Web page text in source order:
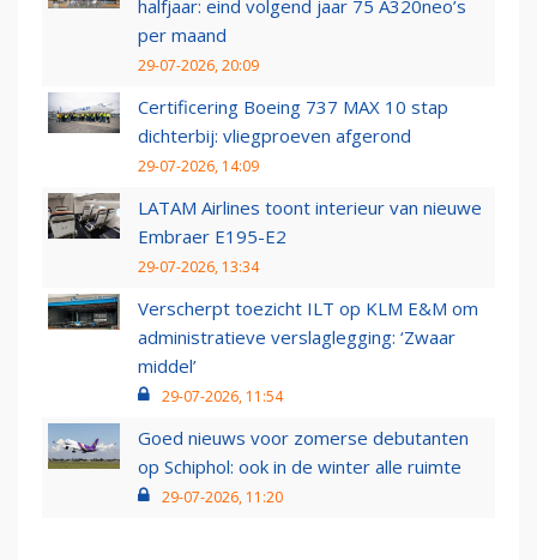
halfjaar: eind volgend jaar 75 A320neo’s
per maand
29-07-2026, 20:09
Certificering Boeing 737 MAX 10 stap
dichterbij: vliegproeven afgerond
29-07-2026, 14:09
LATAM Airlines toont interieur van nieuwe
Embraer E195-E2
29-07-2026, 13:34
Verscherpt toezicht ILT op KLM E&M om
administratieve verslaglegging: ‘Zwaar
middel’
29-07-2026, 11:54
Goed nieuws voor zomerse debutanten
op Schiphol: ook in de winter alle ruimte
29-07-2026, 11:20